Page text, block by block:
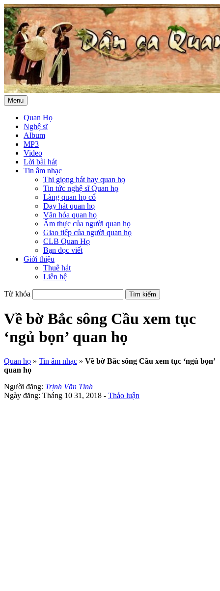
Menu
Quan Họ
Nghệ sĩ
Album
MP3
Video
Lời bài hát
Tin âm nhạc
Thi giọng hát hay quan họ
Tin tức nghệ sĩ Quan họ
Làng quan họ cổ
Dạy hát quan họ
Văn hóa quan họ
Ẩm thực của người quan họ
Giao tiếp của người quan họ
CLB Quan Họ
Bạn đọc viết
Giới thiệu
Thuê hát
Liên hệ
Từ khóa
Về bờ Bắc sông Cầu xem tục
‘ngủ bọn’ quan họ
Quan họ » Tin âm nhạc » Về bờ Bắc sông Cầu xem tục ‘ngủ bọn’
quan họ
Người đăng: Trịnh Văn Tỉnh
Ngày đăng: Tháng 10 31, 2018 - Thảo luận